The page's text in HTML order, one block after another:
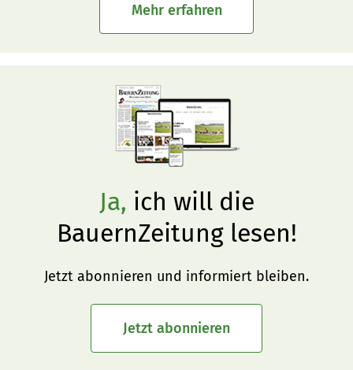
Mehr erfahren
Ja, ich will die
BauernZeitung lesen!
Jetzt abonnieren und informiert bleiben.
Jetzt abonnieren